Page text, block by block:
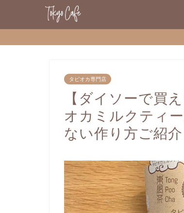
タピオカ専門店
【ダイソーで買
オカミルクティ
ない作り方ご紹介